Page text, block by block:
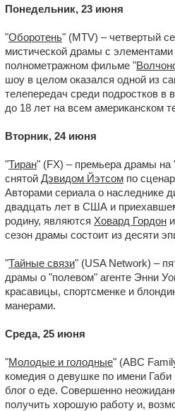
Понедельник, 23 июня
"Оборотень" (MTV) – четвертый
мистической драмы с
полнометражном фильме "
шоу в целом оказался одной из
телепередач среди подростков в
до 18 лет на всем американском
Вторник, 24 июня
"Тиран" (FX) – премьера драмы на
снятой Дэвидом Йэтсом по
Авторами сериала о наследнике
двадцать лет в США и
родину, являются Ховард Гордон и
сезон драмы состоит из десяти
"Тайные связи" (USA Network) –
драмы о "полевом" агенте Энни
красавицы, спортсменке и
манерами.
Среда, 25 июня
"Молодые и голодные" (ABC
комедия о девушке по имени Габи
блог о еде. Совершенно
получить хорошую работу и,